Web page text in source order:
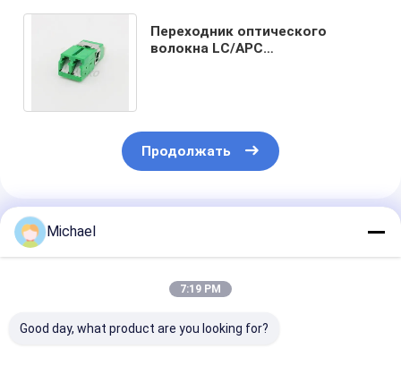
Переходник оптического
волокна LC/APC
Продолжать
Порекомендованные Продукты
Michael
7:19 PM
Good day, what product are you looking for?